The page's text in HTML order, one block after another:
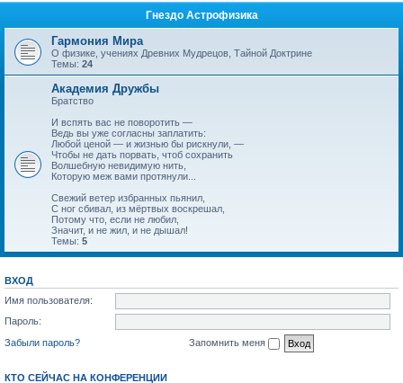
Гнездо Астрофизика
Гармония Мира
О физике, учениях Древних Мудрецов, Тайной Доктрине
Темы: 24
Академия Дружбы
Братство
И вспять вас не поворотить —
Ведь вы уже согласны заплатить:
Любой ценой — и жизнью бы рискнули, —
Чтобы не дать порвать, чтоб сохранить
Волшебную невидимую нить,
Которую меж вами протянули...
Свежий ветер избранных пьянил,
С ног сбивал, из мёртвых воскрешал,
Потому что, если не любил,
Значит, и не жил, и не дышал!
Темы: 5
ВХОД
Имя пользователя:
Пароль:
Забыли пароль?
Запомнить меня
КТО СЕЙЧАС НА КОНФЕРЕНЦИИ